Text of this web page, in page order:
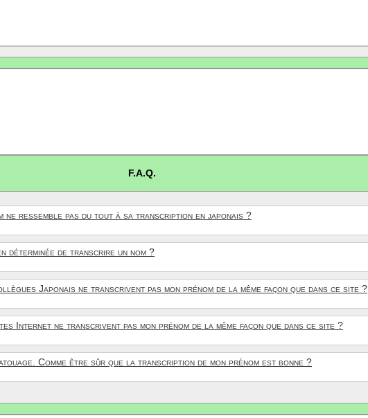
F.A.Q.
ne ressemble pas du tout à sa transcription en japonais ?
déterminée de transcrire un nom ?
Japonais ne transcrivent pas mon prénom de la même façon que dans ce site ?
Internet ne transcrivent pas mon prénom de la même façon que dans ce site ?
Comme être sûr que la transcription de mon prénom est bonne ?